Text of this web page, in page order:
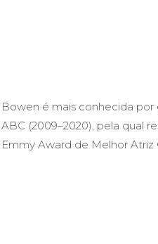
Bowen é mais conhecida
ABC (2009–2020), pela qual
Emmy Award de Melhor Atriz